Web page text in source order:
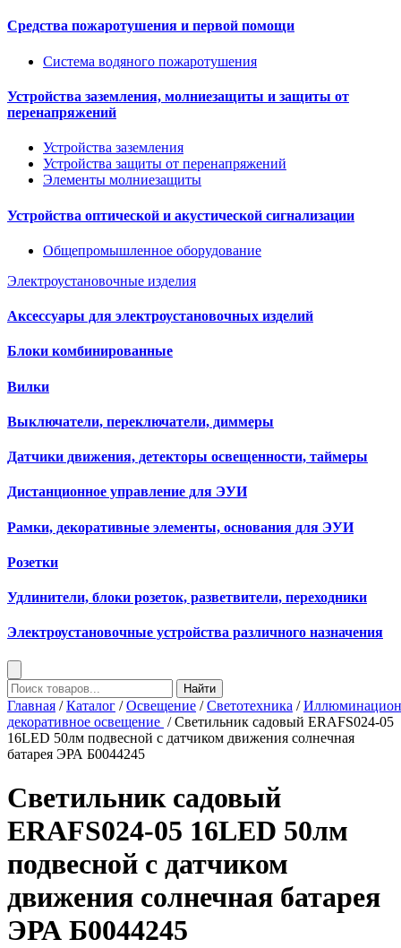
Средства пожаротушения и первой помощи
Система водяного пожаротушения
Устройства заземления, молниезащиты и защиты от
перенапряжений
Устройства заземления
Устройства защиты от перенапряжений
Элементы молниезащиты
Устройства оптической и акустической сигнализации
Общепромышленное оборудование
Электроустановочные изделия
Аксессуары для электроустановочных изделий
Блоки комбинированные
Вилки
Выключатели, переключатели, диммеры
Датчики движения, детекторы освещенности, таймеры
Дистанционное управление для ЭУИ
Рамки, декоративные элементы, основания для ЭУИ
Розетки
Удлинители, блоки розеток, разветвители, переходники
Электроустановочные устройства различного назначения
Найти
Главная /Каталог /Освещение /Светотехника /
декоративное освещение / Светильник садовый ERAFS024-05
16LED 50лм подвесной с датчиком движения солнечная
батарея ЭРА Б0044245
Светильник садовый
ERAFS024-05 16LED 50лм
подвесной с датчиком
движения солнечная батарея
ЭРА Б0044245